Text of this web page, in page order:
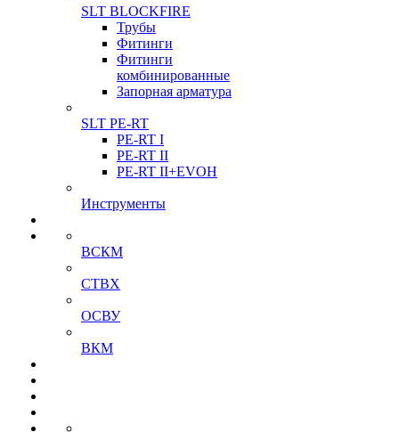
SLT BLOCKFIRE
Трубы
Фитинги
Фитинги
комбинированные
Запорная арматура
SLT PE-RT
PE-RT I
PE-RT II
PE-RT II+EVOH
Инструменты
ВСКМ
СТВХ
ОСВУ
ВКМ